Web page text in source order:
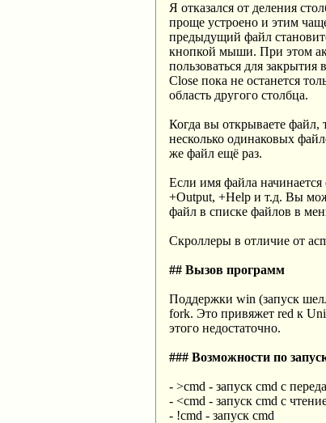
Я отказался от деления
проще устроено и этим
предыдущий файл
кнопкой мыши. При этом
пользоваться для
Close пока не останется
область другого столбца.
Когда вы открываете файл,
несколько одинаковых
же файл ещё раз.
Если имя файла
+Output, +Help и т.д. Вы
файл в списке файлов в
Скроллеры в отличие от
## Вызов программ
Поддержки win (запуск
fork. Это привяжет red к
этого недостаточно.
### Возможности по
- >cmd - запуск cmd с
- <cmd - запуск cmd с
- !cmd - запуск cmd